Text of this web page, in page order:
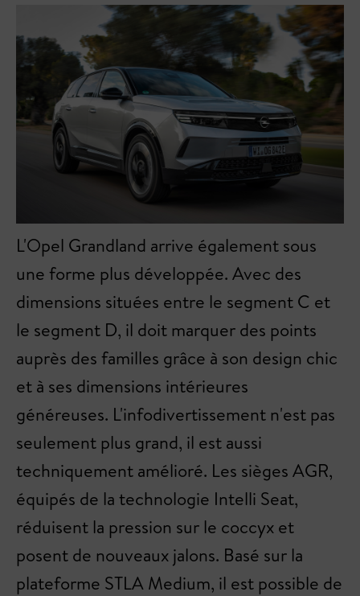
L'Opel Grandland arrive également sous
une forme plus développée. Avec des
dimensions situées entre le segment C et
le segment D, il doit marquer des points
auprès des familles grâce à son design chic
et à ses dimensions intérieures
généreuses. L'infodivertissement n'est pas
seulement plus grand, il est aussi
techniquement amélioré. Les sièges AGR,
équipés de la technologie Intelli Seat,
réduisent la pression sur le coccyx et
posent de nouveaux jalons. Basé sur la
plateforme STLA Medium, il est possible de